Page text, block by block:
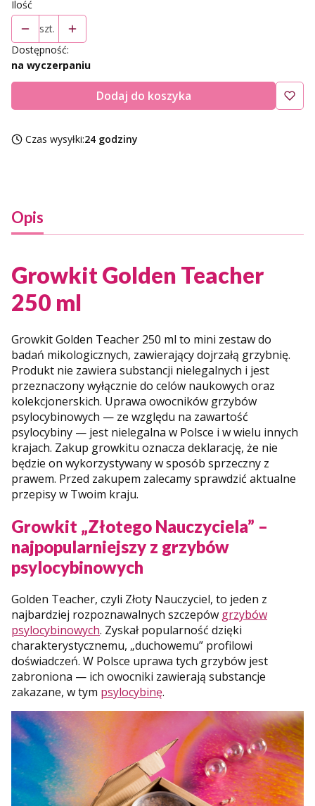
Ilość
szt.
Dostępność:
na wyczerpaniu
Dodaj do koszyka
Czas wysyłki:24 godziny
Opis
Growkit Golden Teacher
250 ml
Growkit Golden Teacher 250 ml to mini zestaw do
badań mikologicznych, zawierający dojrzałą grzybnię.
Produkt nie zawiera substancji nielegalnych i jest
przeznaczony wyłącznie do celów naukowych oraz
kolekcjonerskich. Uprawa owocników grzybów
psylocybinowych — ze względu na zawartość
psylocybiny — jest nielegalna w Polsce i w wielu innych
krajach. Zakup growkitu oznacza deklarację, że nie
będzie on wykorzystywany w sposób sprzeczny z
prawem. Przed zakupem zalecamy sprawdzić aktualne
przepisy w Twoim kraju.
Growkit „Złotego Nauczyciela” –
najpopularniejszy z grzybów
psylocybinowych
Golden Teacher, czyli Złoty Nauczyciel, to jeden z
najbardziej rozpoznawalnych szczepów grzybów
psylocybinowych. Zyskał popularność dzięki
charakterystycznemu, „duchowemu” profilowi
doświadczeń. W Polsce uprawa tych grzybów jest
zabroniona — ich owocniki zawierają substancje
zakazane, w tym psylocybinę.